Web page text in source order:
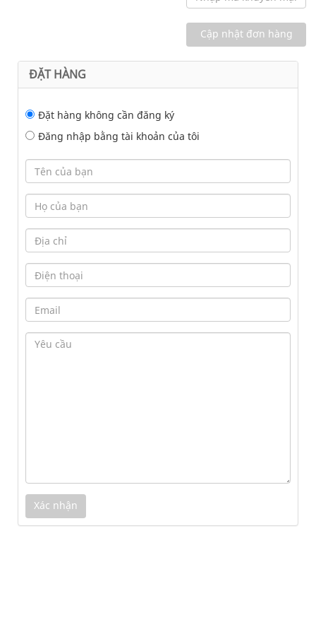
ĐẶT HÀNG
Đặt hàng không cần đăng ký
Đăng nhập bằng tài khoản của tôi